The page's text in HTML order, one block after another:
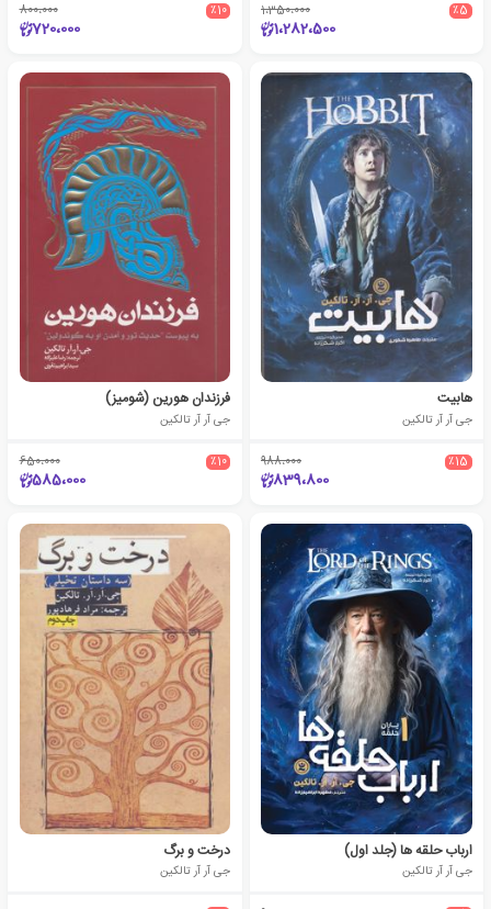
٪5 1،350،000
1،282،500
٪10 800،000
720،000
هابیت
جی آر آر تالکین
٪15 988،000
839،800
فرزندان هورین (شومیز)
جی آر آر تالکین
٪10 650،000
585،000
ارباب حلقه ها (جلد اول)
جی آر آر تالکین
درخت و برگ
جی آر آر تالکین